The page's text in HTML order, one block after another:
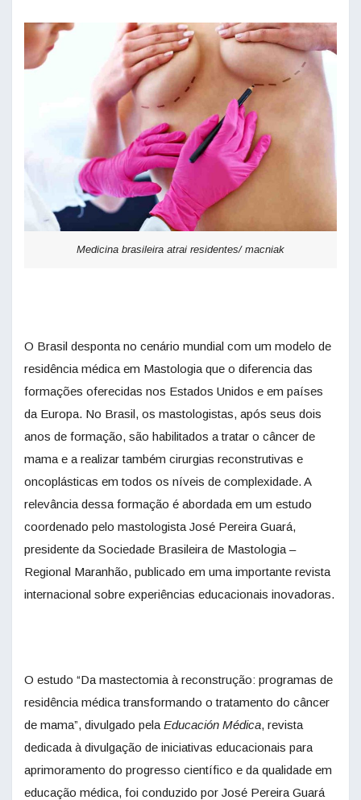
Medicina brasileira atrai residentes/ macniak
O Brasil desponta no cenário mundial com um modelo de
residência médica em Mastologia que o diferencia das
formações oferecidas nos Estados Unidos e em países
da Europa. No Brasil, os mastologistas, após seus dois
anos de formação, são habilitados a tratar o câncer de
mama e a realizar também cirurgias reconstrutivas e
oncoplásticas em todos os níveis de complexidade. A
relevância dessa formação é abordada em um estudo
coordenado pelo mastologista José Pereira Guará,
presidente da Sociedade Brasileira de Mastologia –
Regional Maranhão, publicado em uma importante revista
internacional sobre experiências educacionais inovadoras.
O estudo “Da mastectomia à reconstrução: programas de
residência médica transformando o tratamento do câncer
de mama”, divulgado pela Educación Médica, revista
dedicada à divulgação de iniciativas educacionais para
aprimoramento do progresso científico e da qualidade em
educação médica, foi conduzido por José Pereira Guará